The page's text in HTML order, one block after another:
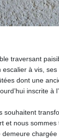
traversant
escalier à vis,
dont une
inscrite à
souhaitent
et nous
chargée